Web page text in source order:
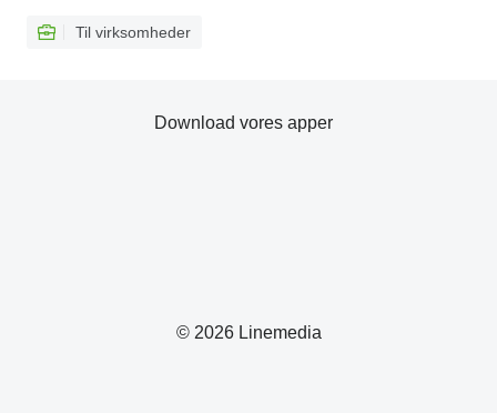
Til virksomheder
© 2026 Linemedia
Download vores apper